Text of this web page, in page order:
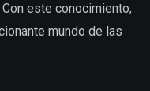
este conocimiento,
mundo de las